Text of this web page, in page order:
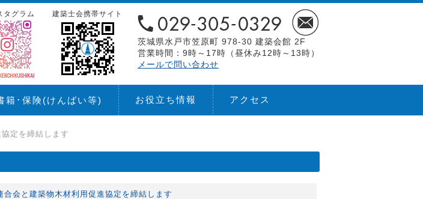
茨城県水戸市笠原町 978-30 建築会館 2F
営業時間：9時～17時（昼休み12時～13時）
メールで問い合わせ
建築士会携帯サイト
タグラム
籍･保険(けんばい等) お役立ち情報 アクセス
定を締結します
合会と建築物木材利用促進協定を締結します